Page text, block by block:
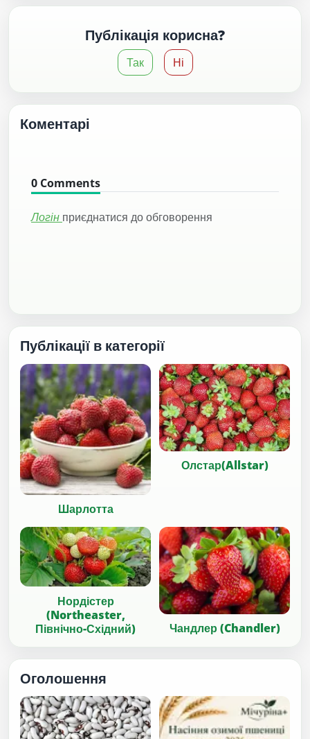
Публікація корисна?
Так Ні
Коментарі
0 Comments
Логін приєднатися до обговорення
Публікації в категорії
Шарлотта
Олстар(Allstar)
Нордістер
(Northeaster,
Північно-Східний)
Чандлер (Chandler)
Оголошення